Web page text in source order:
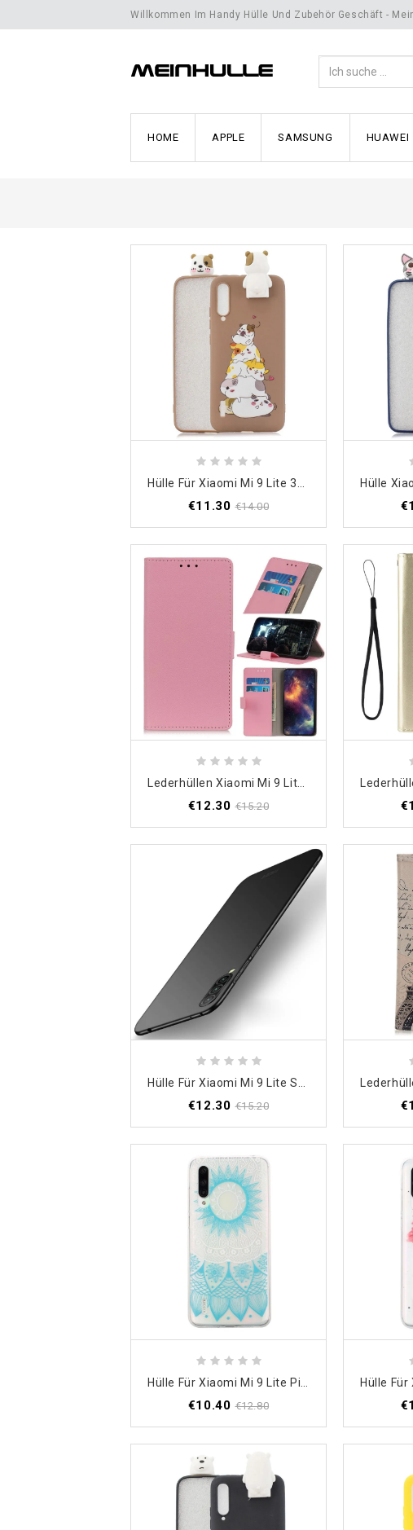
Willkommen Im Handy Hülle Und Zubehör Geschäft -
HOME APPLE SAMSUNG HUAWEI
€11.30 €14.00
€12.30 €15.20
€12.30 €15.20
€10.40 €12.80